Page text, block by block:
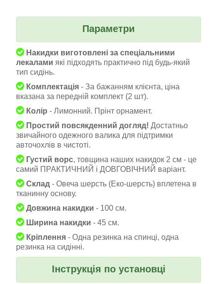
Параметри
Накидки виготовлені за спеціальними
лекалами які підходять практично під будь-який
тип сидінь.
Комплектація - За бажанням клієнта, ціна
вказана за передній комплект (2 шт).
Колір - Лимонний. Прінт орнамент.
Простий повсякденний догляд! Достатньо
звичайного одежного валика для підтримки
авточохлів в чистоті.
Густий ворс, товщина наших накидок 2 см - це
самий ПРАКТИЧНИЙ і ДОВГОВІЧНИЙ варіант.
Склад - Овеча шерсть (Еко-шерсть) вплетена в
тканинну основу.
Довжина накидки - 100 см.
Ширина накидки - 45 см.
Кріплення - Одна резинка на спинці, одна
резинка на сидінні.
Інструкція по установці